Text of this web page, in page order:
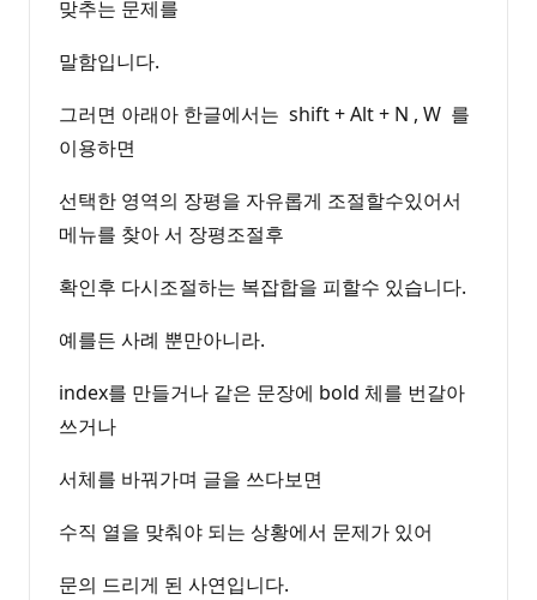
맞추는 문제를
말함입니다.
그러면 아래아 한글에서는 shift + Alt + N , W 를
이용하면
선택한 영역의 장평을 자유롭게 조절할수있어서
메뉴를 찾아 서 장평조절후
확인후 다시조절하는 복잡합을 피할수 있습니다.
예를든 사례 뿐만아니라.
index를 만들거나 같은 문장에 bold 체를 번갈아
쓰거나
서체를 바꿔가며 글을 쓰다보면
수직 열을 맞춰야 되는 상황에서 문제가 있어
문의 드리게 된 사연입니다.